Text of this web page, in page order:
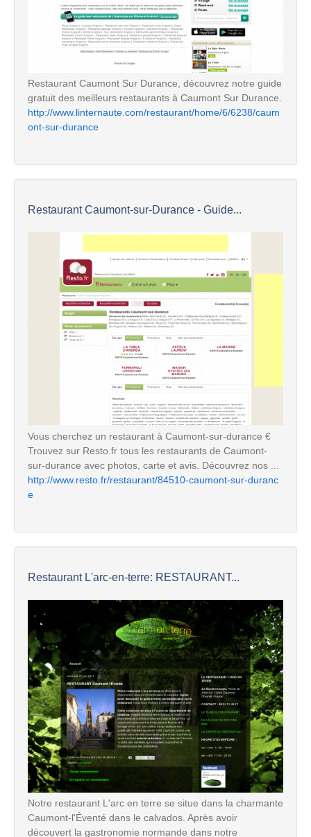
Restaurant Caumont Sur Durance, découvrez notre guide
gratuit des meilleurs restaurants à Caumont Sur Durance.
http://www.linternaute.com/restaurant/home/6/6238/caum
ont-sur-durance
Restaurant Caumont-sur-Durance - Guide...
Vous cherchez un restaurant à Caumont-sur-durance €
Trouvez sur Resto.fr tous les restaurants de Caumont-
sur-durance avec photos, carte et avis. Découvrez nos ...
http://www.resto.fr/restaurant/84510-caumont-sur-duranc
e
Restaurant L'arc-en-terre: RESTAURANT...
Notre restaurant L'arc en terre se situe dans la charmante
Caumont-l'Éventé dans le calvados. Après avoir
découvert la gastronomie normande dans notre